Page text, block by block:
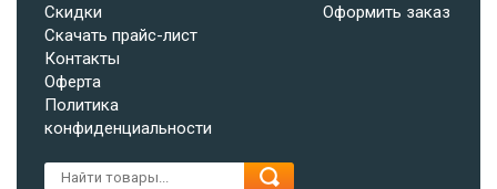
Скидки
Скачать прайс-лист
Контакты
Оферта
Политика
конфиденциальности
Оформить заказ